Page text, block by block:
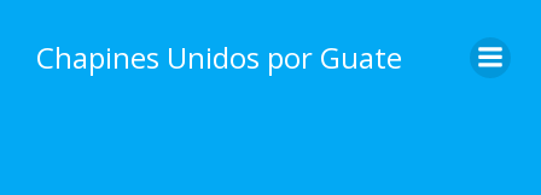
content
Chapines Unidos por Guate